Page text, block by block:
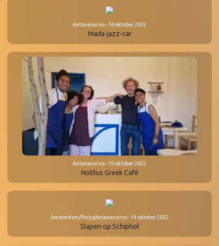
Antananarivo - 16 oktober 2022
Mada-jazz-car
Antananarivo - 15 oktober 2022
Notilus Greek Café
Amsterdam/Parijs/Antananarivo - 14 oktober 2022
Slapen op Schiphol